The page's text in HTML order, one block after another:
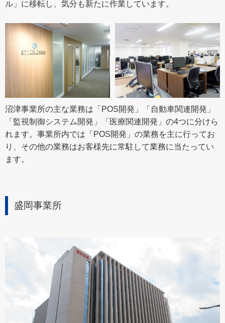
ル」に移転し、気分も新たに作業しています。
沼津事業所の主な業務は「POS開発」「自動車関連開発」
「監視制御システム開発」「医療関連開発」の4つに分けら
れます。事業所内では「POS開発」の業務を主に行ってお
り、その他の業務はお客様先に常駐して業務に当たってい
ます。
盛岡事業所